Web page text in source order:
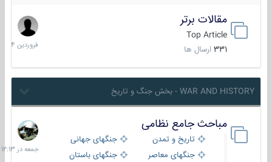
مقالات برتر
Top Article
331 ارسال ها
29
فروردین
1404
WAR AND HISTORY - بخش جنگ و تاریخ
مباحث جامع نظامی
تاریخ و تمدن
جنگهای جهانی
جنگهای معاصر
جنگهای باستان
جمعه
در
12:13